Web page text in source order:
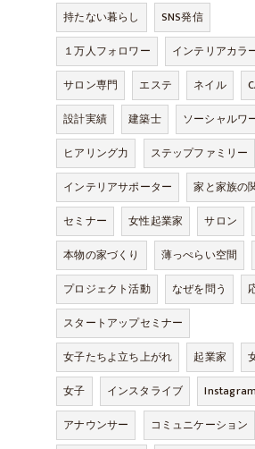
持たない暮らし
SNS発信
１万人フォロワー
インテリアカラ
サロン専門
エステ ネイル
設計実績
建築士
ソーシャルワ
ヒアリング力
ステップファミリー
インテリアサポーター
家と家族の
セミナー
女性起業家 サロン
本物の家づくり
薄っぺらい空間
プロジェクト活動
なぜを問う
スタートアップセミナー
女子たちよ立ち上がれ
起業家
女子
インスタライブ Instagram
アナウンサー
コミュニケーション